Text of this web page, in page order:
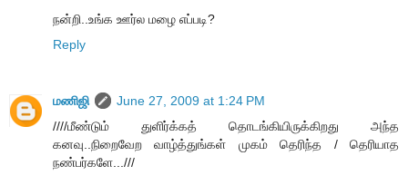
நன்றி..உங்க ஊர்ல மழை எப்படி?
Reply
மணிஜி
June 27, 2009 at 1:24 PM
////மீண்டும் துளிர்க்கத் தொடங்கியிருக்கிறது அந்த
கனவு..நிறைவேற வாழ்த்துங்கள் முகம் தெரிந்த / தெரியாத
நண்பர்களே...///